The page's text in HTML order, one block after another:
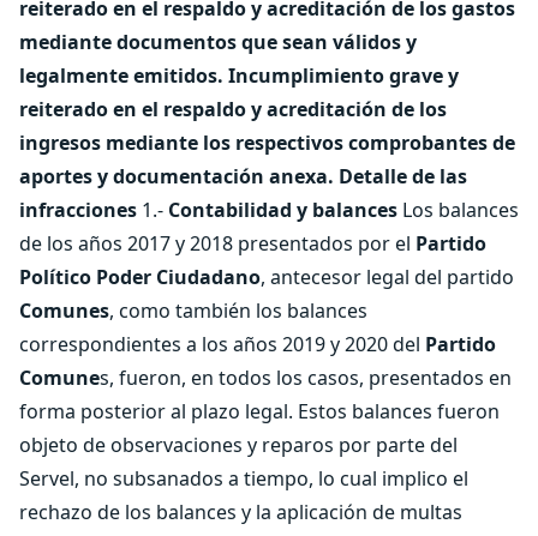
reiterado en el respaldo y acreditación de los gastos
mediante documentos que sean válidos y
legalmente emitidos. Incumplimiento grave y
reiterado en el respaldo y acreditación de los
ingresos mediante los respectivos comprobantes de
aportes y documentación anexa. Detalle de las
infracciones 1.- Contabilidad y balances Los balances
de los años 2017 y 2018 presentados por el Partido
Político Poder Ciudadano, antecesor legal del partido
Comunes, como también los balances
correspondientes a los años 2019 y 2020 del Partido
Comunes, fueron, en todos los casos, presentados en
forma posterior al plazo legal. Estos balances fueron
objeto de observaciones y reparos por parte del
Servel, no subsanados a tiempo, lo cual implico el
rechazo de los balances y la aplicación de multas